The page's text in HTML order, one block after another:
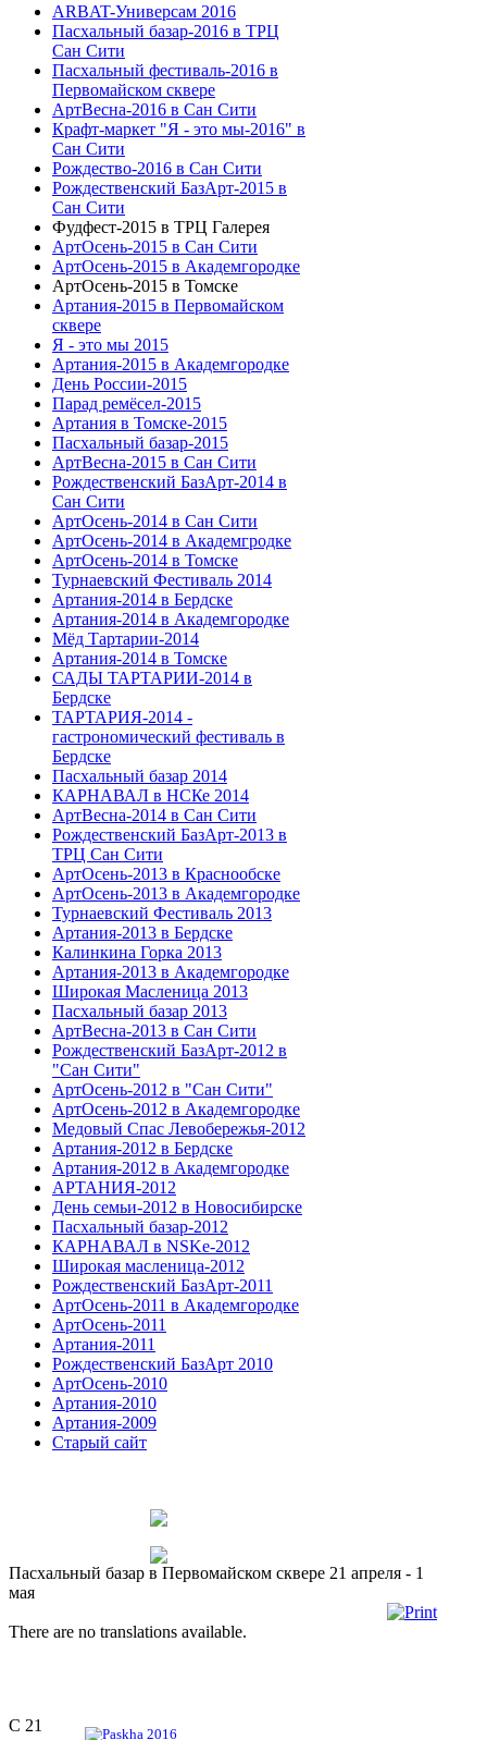
ARBAT-Универсам 2016
Пасхальный базар-2016 в ТРЦ
Сан Сити
Пасхальный фестиваль-2016 в
Первомайском сквере
АртВесна-2016 в Сан Сити
Крафт-маркет "Я - это мы-2016" в
Сан Сити
Рождество-2016 в Сан Сити
Рождественский БазАрт-2015 в
Сан Сити
Фудфест-2015 в ТРЦ Галерея
АртОсень-2015 в Сан Сити
АртОсень-2015 в Академгородке
АртОсень-2015 в Томске
Артания-2015 в Первомайском
сквере
Я - это мы 2015
Артания-2015 в Академгородке
День России-2015
Парад ремёсел-2015
Артания в Томске-2015
Пасхальный базар-2015
АртВесна-2015 в Сан Сити
Рождественский БазАрт-2014 в
Сан Сити
АртОсень-2014 в Сан Сити
АртОсень-2014 в Академгродке
АртОсень-2014 в Томске
Турнаевский Фестиваль 2014
Артания-2014 в Бердске
Артания-2014 в Академгородке
Мёд Тартарии-2014
Артания-2014 в Томске
САДЫ ТАРТАРИИ-2014 в
Бердске
ТАРТАРИЯ-2014 -
гастрономический фестиваль в
Бердске
Пасхальный базар 2014
КАРНАВАЛ в НСКе 2014
АртВесна-2014 в Сан Сити
Рождественский БазАрт-2013 в
ТРЦ Сан Сити
АртОсень-2013 в Краснообске
АртОсень-2013 в Академгородке
Турнаевский Фестиваль 2013
Артания-2013 в Бердске
Калинкина Горка 2013
Артания-2013 в Академгородке
Широкая Масленица 2013
Пасхальный базар 2013
АртВесна-2013 в Сан Сити
Рождественский БазАрт-2012 в
"Сан Сити"
АртОсень-2012 в "Сан Сити"
АртОсень-2012 в Академгородке
Медовый Спас Левобережья-2012
Артания-2012 в Бердске
Артания-2012 в Академгородке
АРТАНИЯ-2012
День семьи-2012 в Новосибирске
Пасхальный базар-2012
КАРНАВАЛ в NSKe-2012
Широкая масленица-2012
Рождественский БазАрт-2011
АртОсень-2011 в Академгородке
АртОсень-2011
Артания-2011
Рождественский БазАрт 2010
АртОсень-2010
Артания-2010
Артания-2009
Старый сайт
Пасхальный базар в Первомайском сквере 21 апреля - 1
мая
There are no translations available.
С 21